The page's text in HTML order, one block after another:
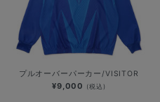
プルオーバーパーカー/VISITOR
¥9,000 (税込)